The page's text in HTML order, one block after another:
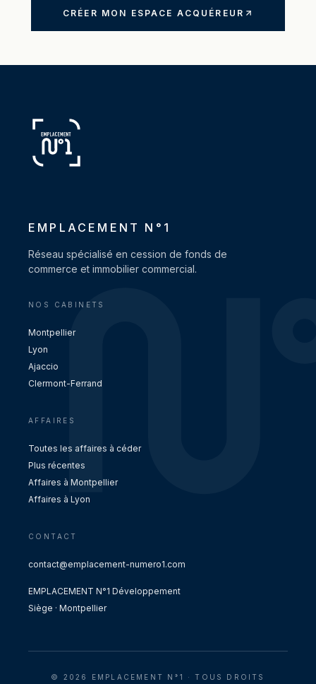
CRÉER MON ESPACE ACQUÉREUR
EMPLACEMENT N°1
Réseau spécialisé en cession de fonds de
commerce et immobilier commercial.
NOS CABINETS
Montpellier
Lyon
Ajaccio
Clermont-Ferrand
AFFAIRES
Toutes les affaires à céder
Plus récentes
Affaires à Montpellier
Affaires à Lyon
CONTACT
contact@emplacement-numero1.com
EMPLACEMENT N°1 Développement
Siège · Montpellier
© 2026 EMPLACEMENT N°1 · TOUS DROITS